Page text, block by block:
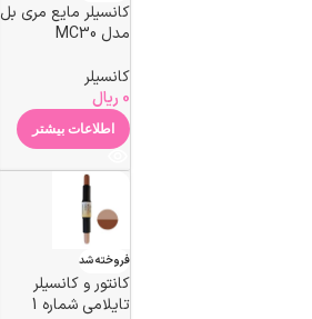
کانسیلر مایع مری بل
مدل MC30
کانسیلر
0 ریال
اطلاعات بیشتر
فروخته شد
کانتور و کانسیلر
تایلامی شماره 1